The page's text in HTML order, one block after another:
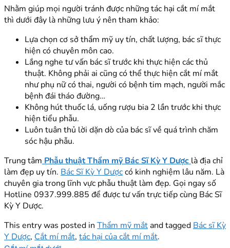
Nhằm giúp mọi người tránh được những tác hại cắt mí mắt
thì dưới đây là những lưu ý nên tham khảo:
Lựa chọn cơ sở thẩm mỹ uy tín, chất lượng, bác sĩ thực
hiện có chuyên môn cao.
Lắng nghe tư vấn bác sĩ trước khi thực hiện các thủ
thuật. Không phải ai cũng có thể thực hiện cắt mí mắt
như phụ nữ có thai, người có bệnh tim mạch, người mắc
bệnh đái tháo đường…
Không hút thuốc lá, uống rượu bia 2 lần trước khi thực
hiện tiểu phẫu.
Luôn tuân thủ lời dặn dò của bác sĩ về quá trình chăm
sóc hậu phẫu.
Trung tâm Phẫu thuật Thẩm mỹ Bác Sĩ Kỳ Y Dược là địa chỉ
làm đẹp uy tín. Bác Sĩ Kỳ Y Dượccó kinh nghiệm lâu năm. Là
chuyên gia trong lĩnh vực phẫu thuật làm đẹp. Gọi ngay số
Hotline 0937.999.885 để được tư vấn trực tiếp cùng Bác Sĩ
Kỳ Y Dược.
This entry was posted in Thẩm mỹ mắtand tagged Bác sĩ Kỳ
Y Dược, Cắt mí mắt, tác hại của cắt mí mắt.